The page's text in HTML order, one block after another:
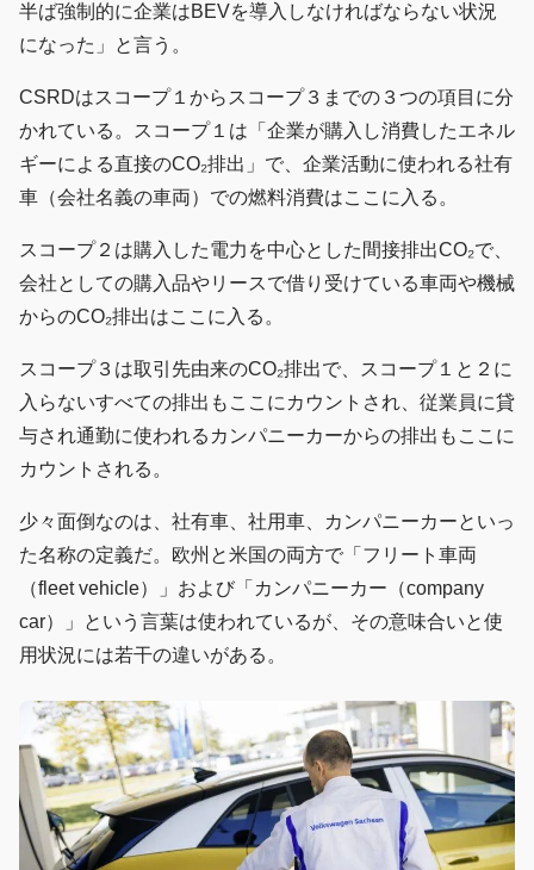
半ば強制的に企業はBEVを導入しなければならない状況
になった」と言う。
CSRDはスコープ１からスコープ３までの３つの項目に分
かれている。スコープ１は「企業が購入し消費したエネル
ギーによる直接のCO₂排出」で、企業活動に使われる社有
車（会社名義の車両）での燃料消費はここに入る。
スコープ２は購入した電力を中心とした間接排出CO₂で、
会社としての購入品やリースで借り受けている車両や機械
からのCO₂排出はここに入る。
スコープ３は取引先由来のCO₂排出で、スコープ１と２に
入らないすべての排出もここにカウントされ、従業員に貸
与され通勤に使われるカンパニーカーからの排出もここに
カウントされる。
少々面倒なのは、社有車、社用車、カンパニーカーといっ
た名称の定義だ。欧州と米国の両方で「フリート車両
（fleet vehicle）」および「カンパニーカー（company
car）」という言葉は使われているが、その意味合いと使
用状況には若干の違いがある。